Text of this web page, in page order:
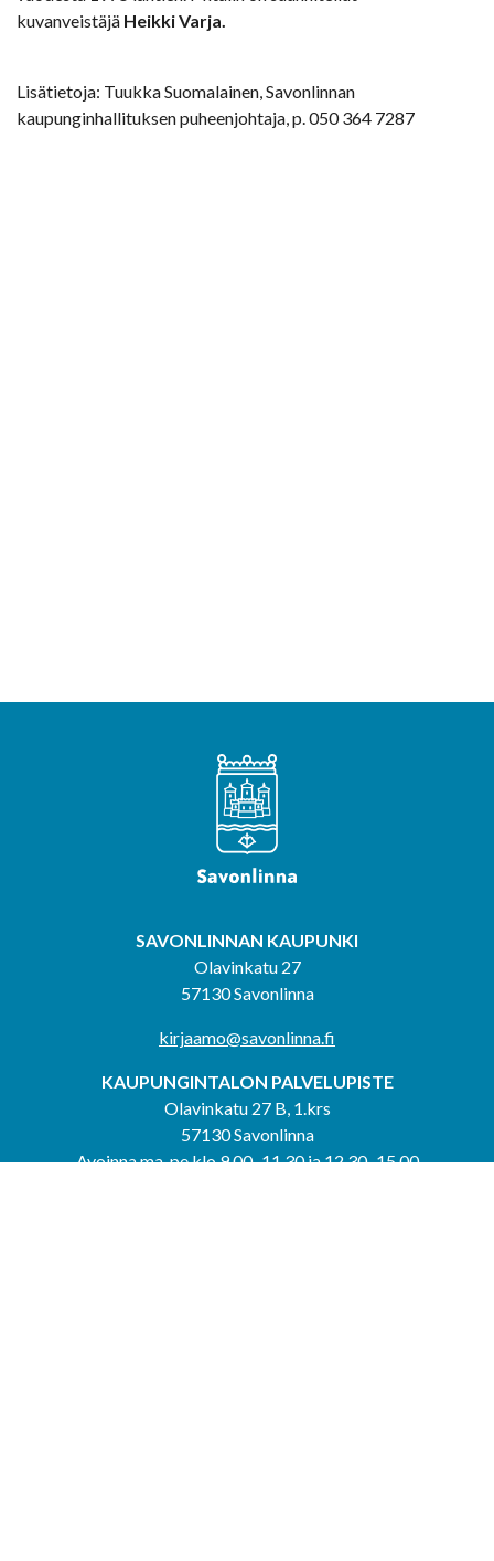
kuvanveistäjä Heikki Varja.
Lisätietoja: Tuukka Suomalainen, Savonlinnan
kaupunginhallituksen puheenjohtaja, p. 050 364 7287
SAVONLINNAN KAUPUNKI
Olavinkatu 27
57130 Savonlinna
kirjaamo@savonlinna.fi
KAUPUNGINTALON PALVELUPISTE
Olavinkatu 27 B, 1.krs
57130 Savonlinna
Avoinna ma-pe klo 9.00–11.30 ja 12.30–15.00